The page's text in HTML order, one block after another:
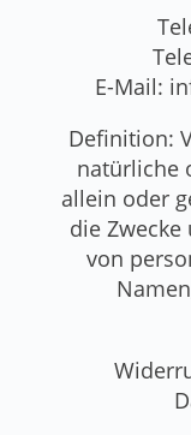
E-Mail:
Definition:
natürliche
allein oder
die
von